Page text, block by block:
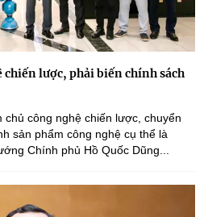
lược, phải biến chính sách
chủ công nghệ chiến lược, chuyển
sản phẩm công nghệ cụ thể là
Chính phủ Hồ Quốc Dũng...